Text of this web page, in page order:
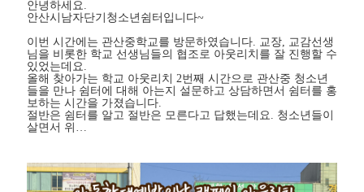
안녕하세요.
안산시남자단기청소년쉼터입니다~
이번 시간에는 관산중학교를 방문하였습니다. 교장, 교감선생
님을 비롯한 학교 선생님들의 협조로 아웃리치를 잘 진행할 수
있었는데요.
올해 찾아가는 학교 아웃리치 2번째 시간으로 관산중 청소년
들을 만나 쉼터에 대해 아는지 설문하고 상담하면서 쉼터를 홍
보하는 시간을 가졌습니다.
절반은 쉼터를 알고 절반은 모른다고 답했는데요. 청소년들이
살면서 위…